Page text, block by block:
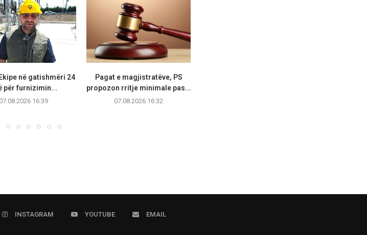
në gatishmëri 24
për furnizimin...
07.08.2026 16:39
Pagat e magjistratëve, PS
propozon rritje minimale pas...
07.08.2026 16:32
INSTAGRAM YOUTUBE EMAIL